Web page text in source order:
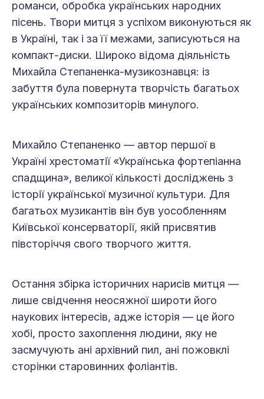
романси, обробка українських народних
пісень. Твори митця з успіхом виконуються як
в Україні, так і за її межами, записуються на
компакт-диски. Широко відома діяльність
Михайла Степаненка-музикознавця: із
забуття була повернута творчість багатьох
українських композиторів минулого.
Михайло Степаненко — автор першої в
Україні хрестоматії «Українська фортепіанна
спадщина», великої кількості досліджень з
історії української музичної культури. Для
багатьох музикантів він був уособленням
Київської консерваторії, якій присвятив
півсторіччя свого творчого життя.
Остання збірка історичних нарисів митця —
лише свідчення неосяжної широти його
наукових інтересів, адже історія — це його
хобі, просто захоплення людини, яку не
засмучують ані архівний пил, ані пожовклі
сторінки старовинних фоліантів.